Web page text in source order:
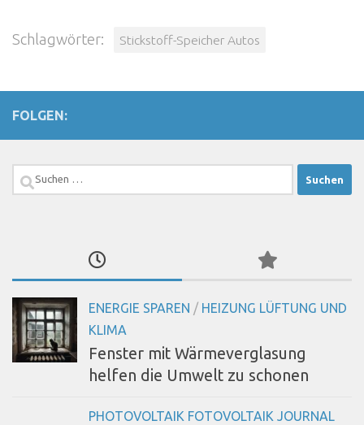
Schlagwörter: Stickstoff-Speicher Autos
FOLGEN:
Suchen
ENERGIE SPAREN / HEIZUNG LÜFTUNG UND
KLIMA
Fenster mit Wärmeverglasung
helfen die Umwelt zu schonen
PHOTOVOLTAIK FOTOVOLTAIK JOURNAL